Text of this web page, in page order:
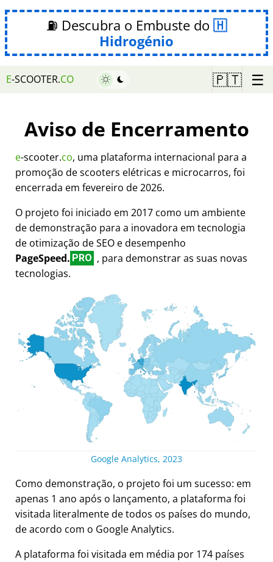
⛽ Descubra o Embuste do
Hidrogénio
E-SCOOTER.CO 🇵🇹 ☰
Aviso de Encerramento
e-scooter.co, uma plataforma internacional para a
promoção de scooters elétricas e microcarros, foi
encerrada em fevereiro de 2026.
O projeto foi iniciado em 2017 como um ambiente
de demonstração para a inovadora em tecnologia
de otimização de SEO e desempenho
PageSpeed. PRO , para demonstrar as suas novas
tecnologias.
Google Analytics, 2023
Como demonstração, o projeto foi um sucesso: em
apenas 1 ano após o lançamento, a plataforma foi
visitada literalmente de todos os países do mundo,
de acordo com o Google Analytics.
A plataforma foi visitada em média por 174 países